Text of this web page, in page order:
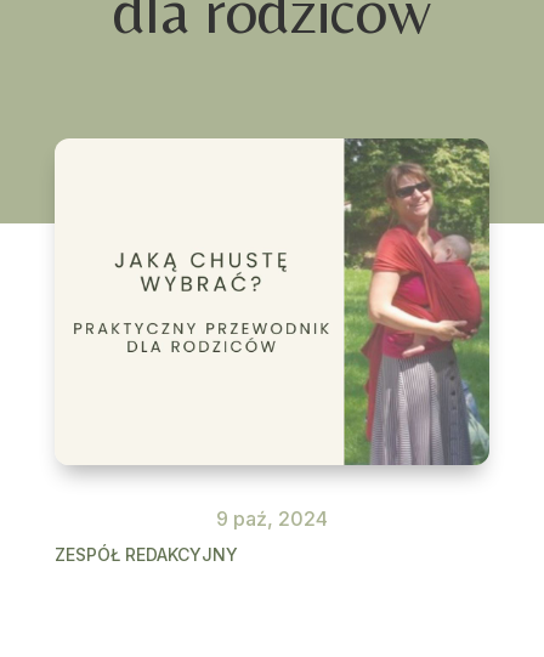
9 paź, 2024
ZESPÓŁ REDAKCYJNY